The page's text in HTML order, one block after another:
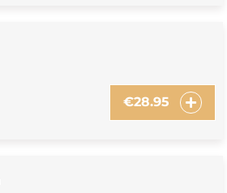
€28.95